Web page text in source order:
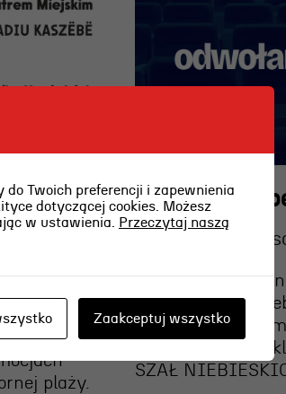
i
plaży.
Odwołany
2026-08-01
Z uwagi na
prognozowane
pogodowe,
dzisiejszy
SZAŁ
Twoich preferencji i zapewnienia
dotyczącej cookies. Możesz
w ustawienia.
Przeczytaj naszą
Zaakceptuj wszystko